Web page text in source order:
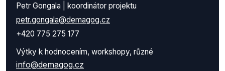
Petr Gongala | koordinátor projektu
petr.gongala@demagog.cz
+420 775 275 177
Výtky k hodnocením, workshopy, různé
info@demagog.cz